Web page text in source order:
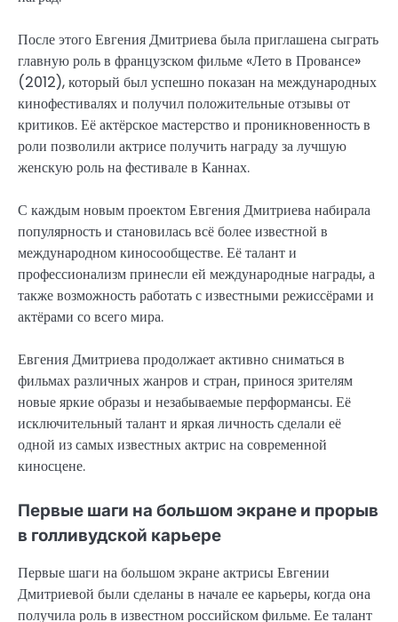
После этого Евгения Дмитриева была приглашена сыграть
главную роль в французском фильме «Лето в Провансе»
(2012), который был успешно показан на международных
кинофестивалях и получил положительные отзывы от
критиков. Её актёрское мастерство и проникновенность в
роли позволили актрисе получить награду за лучшую
женскую роль на фестивале в Каннах.
С каждым новым проектом Евгения Дмитриева набирала
популярность и становилась всё более известной в
международном киносообществе. Её талант и
профессионализм принесли ей международные награды, а
также возможность работать с известными режиссёрами и
актёрами со всего мира.
Евгения Дмитриева продолжает активно сниматься в
фильмах различных жанров и стран, принося зрителям
новые яркие образы и незабываемые перформансы. Её
исключительный талант и яркая личность сделали её
одной из самых известных актрис на современной
киносцене.
Первые шаги на большом экране и прорыв
в голливудской карьере
Первые шаги на большом экране актрисы Евгении
Дмитриевой были сделаны в начале ее карьеры, когда она
получила роль в известном российском фильме. Ее талант